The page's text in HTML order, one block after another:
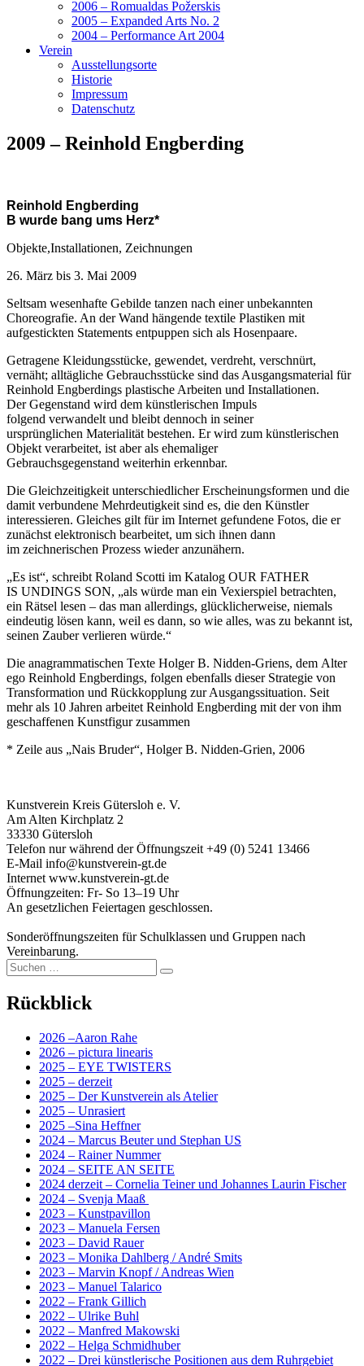
2006 – Romualdas Požerskis
2005 – Expanded Arts No. 2
2004 – Performance Art 2004
Verein
Ausstellungsorte
Historie
Impressum
Datenschutz
2009 – Reinhold Engberding
Reinhold Engberding
B wurde bang ums Herz*
Objekte,Installationen, Zeichnungen
26. März bis 3. Mai 2009
Seltsam wesenhafte Gebilde tanzen nach einer unbekannten
Choreografie. An der Wand hängende textile Plastiken mit
aufgestickten Statements entpuppen sich als Hosenpaare.
Getragene Kleidungsstücke, gewendet, verdreht, verschnürt,
vernäht; alltägliche Gebrauchsstücke sind das Ausgangsmaterial für
Reinhold Engberdings plastische Arbeiten und Installationen.
Der Gegenstand wird dem künstlerischen Impuls
folgend verwandelt und bleibt dennoch in seiner
ursprünglichen Materialität bestehen. Er wird zum künstlerischen
Objekt verarbeitet, ist aber als ehemaliger
Gebrauchsgegenstand weiterhin erkennbar.
Die Gleichzeitigkeit unterschiedlicher Erscheinungsformen und die
damit verbundene Mehrdeutigkeit sind es, die den Künstler
interessieren. Gleiches gilt für im Internet gefundene Fotos, die er
zunächst elektronisch bearbeitet, um sich ihnen dann
im zeichnerischen Prozess wieder anzunähern.
„Es ist“, schreibt Roland Scotti im Katalog OUR FATHER
IS UNDINGS SON, „als würde man ein Vexierspiel betrachten,
ein Rätsel lesen – das man allerdings, glücklicherweise, niemals
eindeutig lösen kann, weil es dann, so wie alles, was zu bekannt ist,
seinen Zauber verlieren würde.“
Die anagrammatischen Texte Holger B. Nidden-Griens, dem Alter
ego Reinhold Engberdings, folgen ebenfalls dieser Strategie von
Transformation und Rückkopplung zur Ausgangssituation. Seit
mehr als 10 Jahren arbeitet Reinhold Engberding mit der von ihm
geschaffenen Kunstfigur zusammen
* Zeile aus „Nais Bruder“, Holger B. Nidden-Grien, 2006
Kunstverein Kreis Gütersloh e. V.
Am Alten Kirchplatz 2
33330 Gütersloh
Telefon nur während der Öffnungszeit +49 (0) 5241 13466
E-Mail info@kunstverein-gt.de
Internet www.kunstverein-gt.de
Öffnungzeiten: Fr- So 13–19 Uhr
An gesetzlichen Feiertagen geschlossen.
Sonderöffnungszeiten für Schulklassen und Gruppen nach
Vereinbarung.
Suchen
nach:
Suchen
Rückblick
2026 –Aaron Rahe
2026 – pictura linearis
2025 – EYE TWISTERS
2025 – derzeit
2025 – Der Kunstverein als Atelier
2025 – Unrasiert
2025 –Sina Heffner
2024 – Marcus Beuter und Stephan US
2024 – Rainer Nummer
2024 – SEITE AN SEITE
2024 derzeit – Cornelia Teiner und Johannes Laurin Fischer
2024 – Svenja Maaß
2023 – Kunstpavillon
2023 – Manuela Fersen
2023 – David Rauer
2023 – Monika Dahlberg / André Smits
2023 – Marvin Knopf / Andreas Wien
2023 – Manuel Talarico
2022 – Frank Gillich
2022 – Ulrike Buhl
2022 – Manfred Makowski
2022 – Helga Schmidhuber
2022 – Drei künstlerische Positionen aus dem Ruhrgebiet